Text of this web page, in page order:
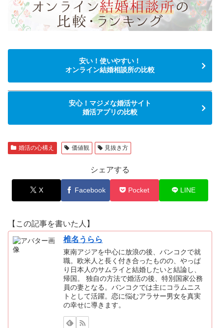
安い！使いやすい！
オンライン結婚相談所の比較
安心！マジメな婚活サイト
婚活アプリの比較
婚活の心構え 価値観 見抜き方
シェアする
X Facebook Pocket LINE
【この記事を書いた人】
椎名うらら
東南アジアを中心に放浪の後、バンコクで就
職。欧米人と長く付き合ったものの、やっぱ
り日本人のサムライと結婚したいと結論し、
帰国。 独自の方法で婚活の後、特別国家公務
員の妻となる。バンコクでは主にコラムニス
トとして活躍。恋に悩むアラサー男女を真実
の幸せに導きます。